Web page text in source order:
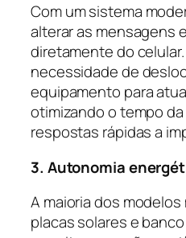
Com um sistema
alterar as mensagens
diretamente do
necessidade de
equipamento para
otimizando o tempo
respostas rápidas a
3. Autonomia
A maioria dos
placas solares e